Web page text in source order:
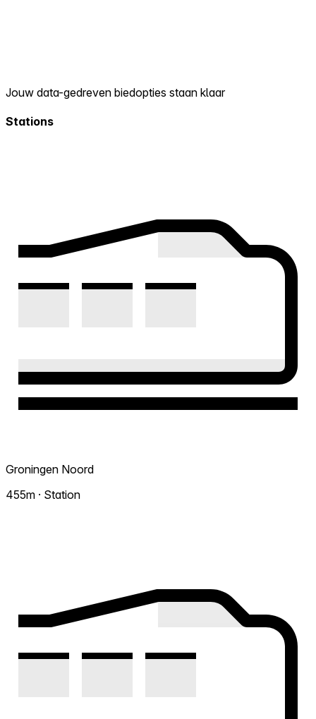
Jouw data-gedreven biedopties staan klaar
Stations
Groningen Noord
455m · Station